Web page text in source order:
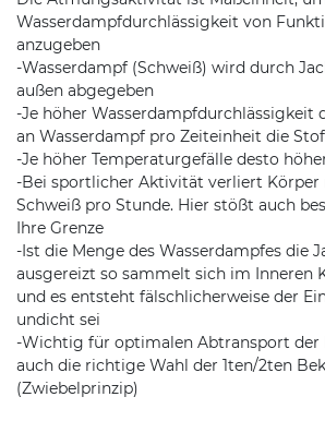
Wasserdampfdurchlässigkeit von
anzugeben
-Wasserdampf (Schweiß) wird durch
außen abgegeben
-Je höher Wasserdampfdurchlässigkeit
an Wasserdampf pro Zeiteinheit die
-Je höher Temperaturgefälle desto
-Bei sportlicher Aktivität verliert Körper
Schweiß pro Stunde. Hier stößt auch
Ihre Grenze
-Ist die Menge des Wasserdampfes die
ausgereizt so sammelt sich im Inneren
und es entsteht fälschlicherweise der
undicht sei
-Wichtig für optimalen Abtransport der
auch die richtige Wahl der 1ten/2ten
(Zwiebelprinzip)